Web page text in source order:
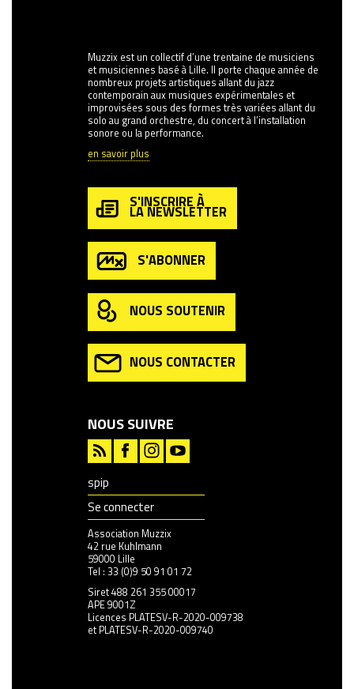
Muzzix est un collectif d’une trentaine de musiciens
et musiciennes basé à Lille. Il porte chaque année de
nombreux projets artistiques allant du jazz
contemporain aux musiques expérimentales et
improvisées sous des formes très variées allant du
solo au grand orchestre, du concert à l’installation
sonore ou la performance.
en savoir plus
S'INSCRIRE À
LA NEWSLETTER
S'ABONNER
NOUS SOUTENIR
NOUS CONTACTER
NOUS SUIVRE
spip
Se connecter
Association Muzzix
42 rue Kuhlmann
59000 Lille
Tel : 33 (0)9 50 91 01 72
Siret 488 261 355 00017
APE 9001Z
Licences PLATESV-R-2020-009738
et PLATESV-R-2020-009740